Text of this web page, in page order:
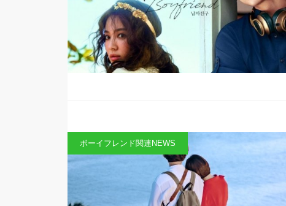
ボーイフレンド関連NEWS